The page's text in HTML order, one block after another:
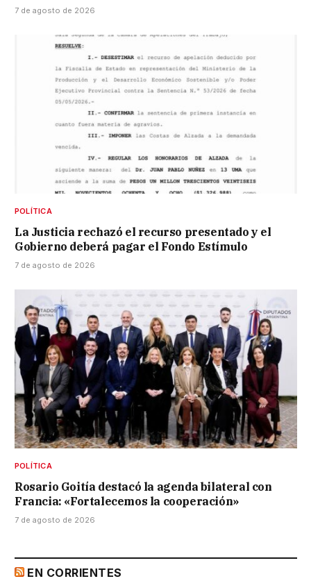
7 de agosto de 2026
POLÍTICA
La Justicia rechazó el recurso presentado y el
Gobierno deberá pagar el Fondo Estímulo
7 de agosto de 2026
POLÍTICA
Rosario Goitía destacó la agenda bilateral con
Francia: «Fortalecemos la cooperación»
7 de agosto de 2026
EN CORRIENTES